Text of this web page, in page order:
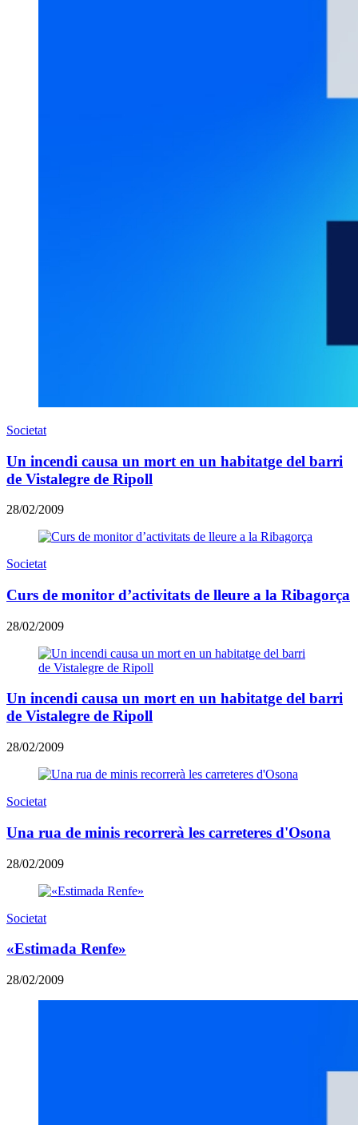
Societat
Un incendi causa un mort en un habitatge del barri
de Vistalegre de Ripoll
28/02/2009
Societat
Curs de monitor d’activitats de lleure a la Ribagorça
28/02/2009
Un incendi causa un mort en un habitatge del barri
de Vistalegre de Ripoll
28/02/2009
Societat
Una rua de minis recorrerà les carreteres d'Osona
28/02/2009
Societat
«Estimada Renfe»
28/02/2009